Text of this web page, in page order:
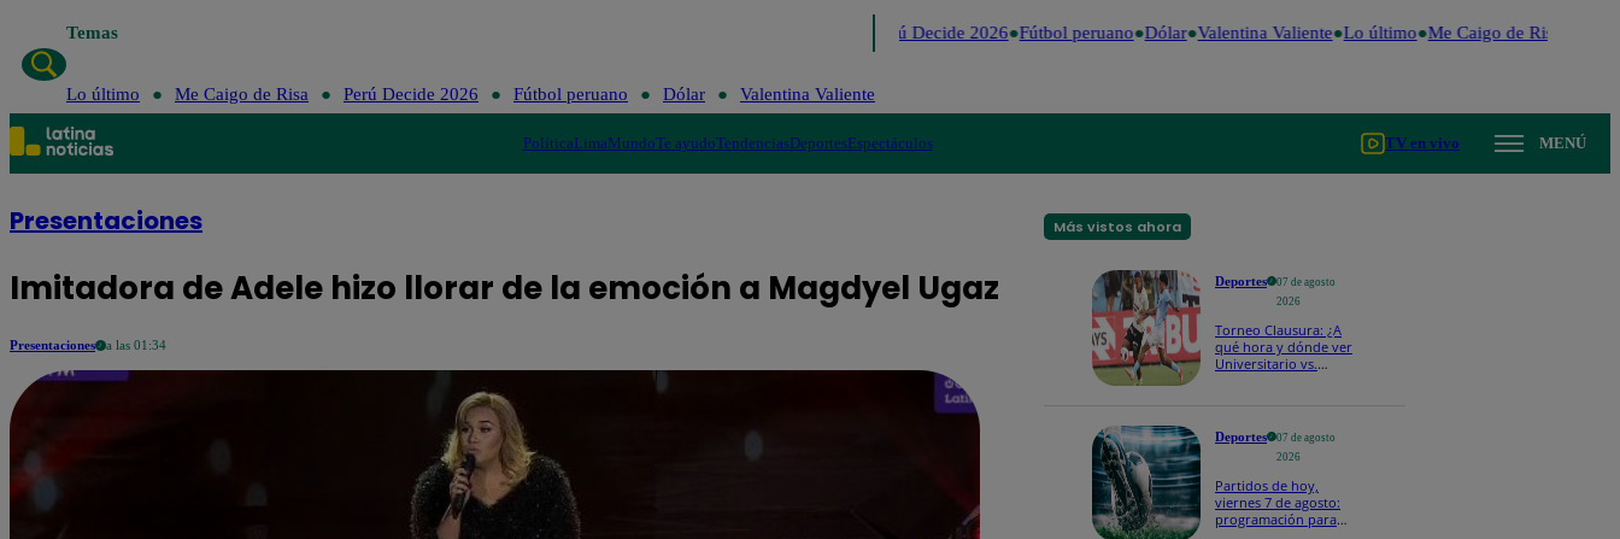
Temas Perú Decide 2026 Fútbol peruano Dólar Valentina Valiente Lo último Me Caigo de Risa
Lo último Me Caigo de Risa Perú Decide 2026 Fútbol peruano Dólar Valentina Valiente
PolíticaLimaMundoTe ayudoTendenciasDeportesEspectáculos TV en vivo MENÚ
Presentaciones
Imitadora de Adele hizo llorar de la emoción a Magdyel Ugaz
Presentaciones a las 01:34
Más vistos ahora
Deportes
07 de agosto
2026
Torneo Clausura: ¿A
qué hora y dónde ver
Universitario vs.
Deportes
07 de agosto
2026
Partidos de hoy,
viernes 7 de agosto:
programación para